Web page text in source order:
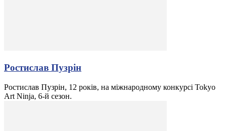
Ростислав Пузрін
Ростислав Пузрін, 12 років, на міжнародному конкурсі Tokyo
Art Ninja, 6-й сезон.